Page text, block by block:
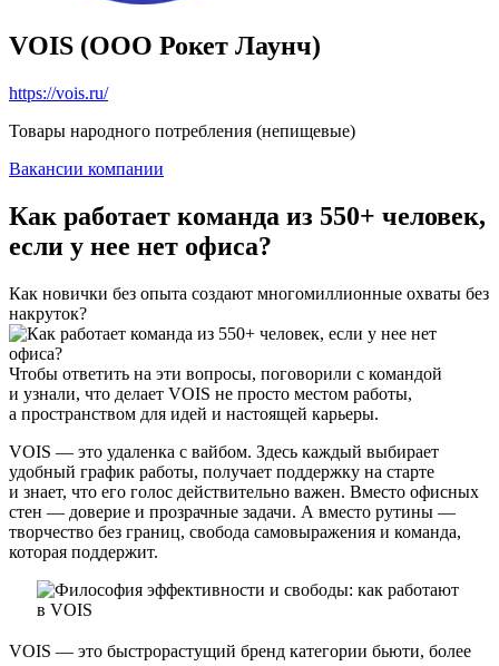
VOIS (ООО Рокет Лаунч)
https://vois.ru/
Товары народного потребления (непищевые)
Вакансии компании
Как работает команда из 550+ человек,
если у нее нет офиса?
Как новички без опыта создают многомиллионные охваты без
накруток?
Чтобы ответить на эти вопросы, поговорили с командой
и узнали, что делает VOIS не просто местом работы,
а пространством для идей и настоящей карьеры.
VOIS — это удаленка с вайбом. Здесь каждый выбирает
удобный график работы, получает поддержку на старте
и знает, что его голос действительно важен. Вместо офисных
стен — доверие и прозрачные задачи. А вместо рутины —
творчество без границ, свобода самовыражения и команда,
которая поддержит.
VOIS — это быстрорастущий бренд категории бьюти, более